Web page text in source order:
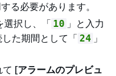
る必要があります。
選択し、「 10 」と入力
た期間として「 24 」
て [アラームのプレビュ